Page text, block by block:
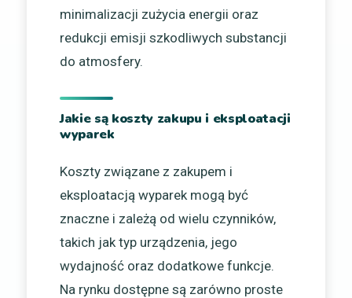
minimalizacji zużycia energii oraz
redukcji emisji szkodliwych substancji
do atmosfery.
Jakie są koszty zakupu i eksploatacji
wyparek
Koszty związane z zakupem i
eksploatacją wyparek mogą być
znaczne i zależą od wielu czynników,
takich jak typ urządzenia, jego
wydajność oraz dodatkowe funkcje.
Na rynku dostępne są zarówno proste